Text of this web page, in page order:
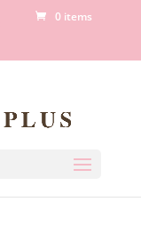
0 items